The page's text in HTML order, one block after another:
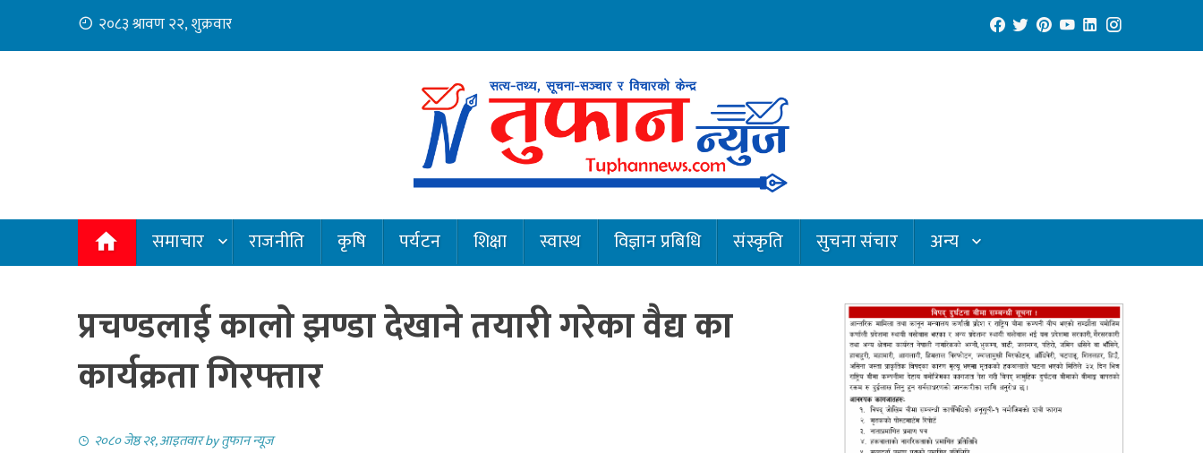
content
२०८३ श्रावण २२, शुक्रवार
समाचार राजनीति कृषि पर्यटन शिक्षा स्वास्थ विज्ञान प्रबिधि संस्कृति सुचना संचार अन्य
प्रचण्डलाई कालाे झण्डा देखाने तयारी गरेका वैद्य का
कार्यक्रता गिरफ्तार
२०८० जेष्ठ २१, आइतवारbyतुफान न्यूज